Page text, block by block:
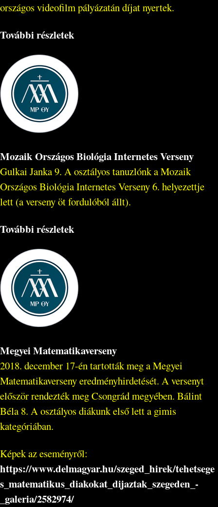
országos videofilm pályázatán díjat nyertek.
További részletek
Mozaik Országos Biológia Internetes Verseny
Gulkai Janka 9. A osztályos tanuzlónk a Mozaik
Országos Biológia Internetes Verseny 6. helyezettje
lett (a verseny öt fordulóból állt).
További részletek
Megyei Matematikaverseny
2018. december 17-én tartották meg a Megyei
Matematikaverseny eredményhirdetését. A versenyt
először rendezték meg Csongrád megyében. Bálint
Béla 8. A osztályos diákunk első lett a gimis
kategóriában.
Képek az eseményről:
https://www.delmagyar.hu/szeged_hirek/tehetsege
s_matematikus_diakokat_dijaztak_szegeden_-
_galeria/2582974/